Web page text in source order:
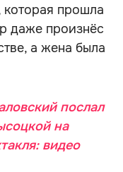
вместевышли
прошла
даже произнёс
а жена была
послал
на